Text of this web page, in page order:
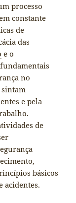
processo
constante
de
das
e o
no
sintam
e pela
de
básicos
acidentes.